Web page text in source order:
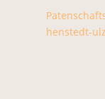
henstedt-